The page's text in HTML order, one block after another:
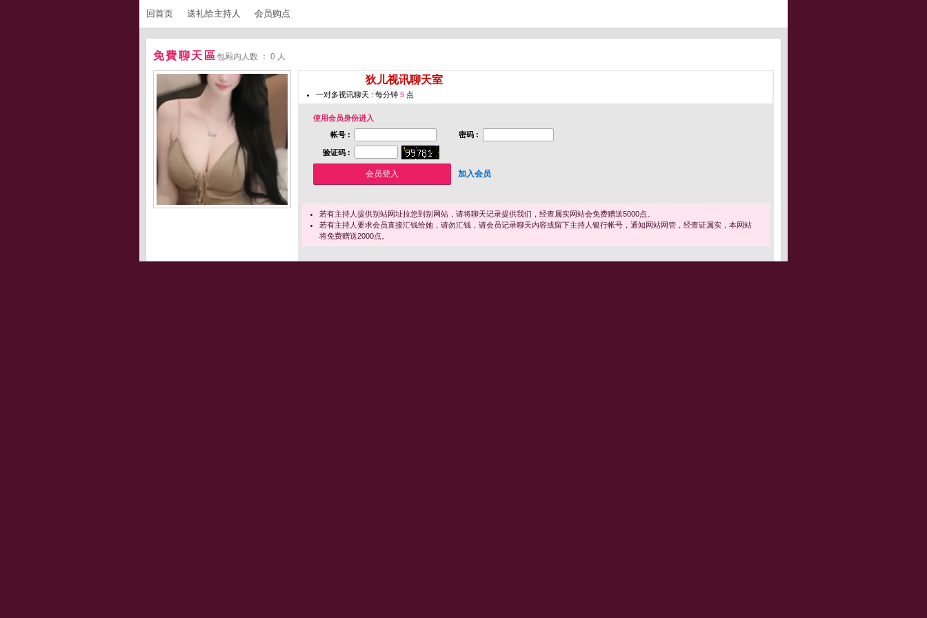
回首页 送礼给主持人 会员购点
免費聊天區包厢内人数 ： 0 人
狄儿视讯聊天室
一对多视讯聊天 : 每分钟 5 点
使用会员身份进入
帐号 :
密码 :
验证码 :
加入会员
若有主持人提供别站网址拉您到别网站，请将聊天记录提供我们，经查属实网站会免费赠送5000点。
若有主持人要求会员直接汇钱给她，请勿汇钱，请会员记录聊天内容或留下主持人银行帐号，通知网站网管，经查证属实，本网站
将免费赠送2000点。